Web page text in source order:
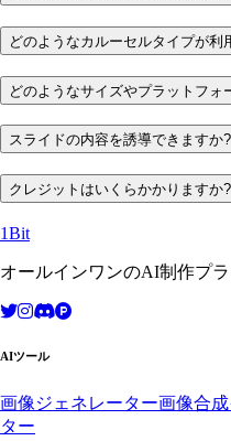
どのようなカルーセルタイプが利
どのようなサイズやプラットフォ
スライドの内容を誘導できますか?
クレジットはいくらかかりますか?
1Bit
オールインワンのAI制作プ
AIツール
画像ジェネレーター画像合成
ター